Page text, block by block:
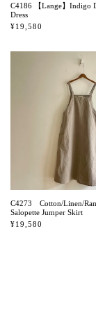
C4186 【Lange】Indigo
Dress
¥19,580
C4273 Cotton/Linen/
Salopette Jumper Skirt
¥19,580